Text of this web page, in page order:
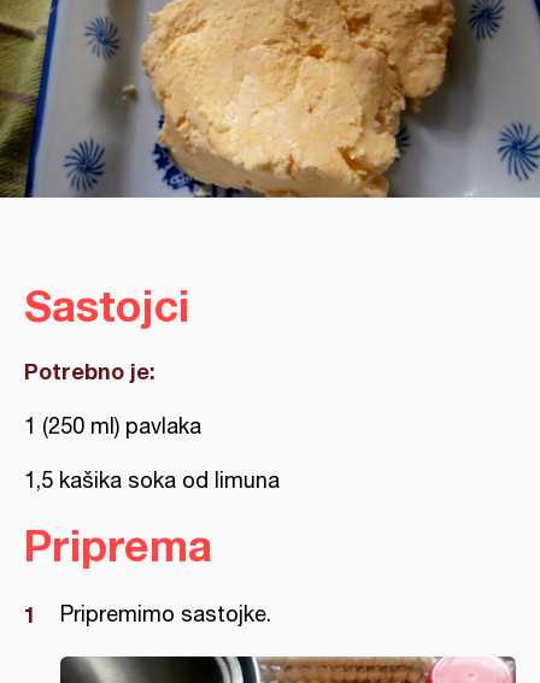
Sastojci
Potrebno je:
1 (250 ml) pavlaka
1,5 kašika soka od limuna
Priprema
Pripremimo sastojke.